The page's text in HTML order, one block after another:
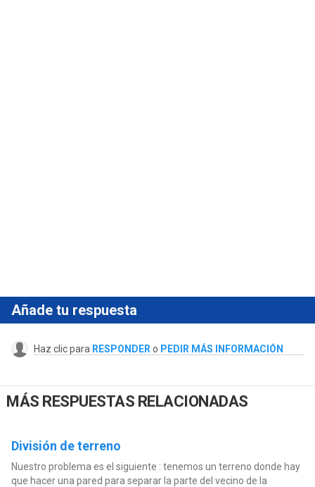
Añade tu respuesta
Haz clic para RESPONDER o PEDIR MÁS INFORMACIÓN
MÁS RESPUESTAS RELACIONADAS
División de terreno
Nuestro problema es el siguiente : tenemos un terreno donde hay
que hacer una pared para separar la parte del vecino de la